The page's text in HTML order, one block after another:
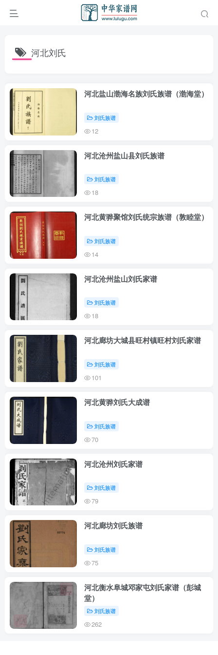
河北刘氏
河北盐山渤海名族刘氏族谱（渤海堂）
刘氏族谱
12
河北沧州盐山县刘氏族谱
刘氏族谱
18
河北黄骅聚馆刘氏统宗族谱（敦睦堂）
刘氏族谱
14
河北沧州盐山刘氏家谱
刘氏族谱
18
河北廊坊大城县旺村镇旺村刘氏家谱
刘氏族谱
101
河北黄骅刘氏大成谱
刘氏族谱
70
河北沧州刘氏家谱
刘氏族谱
79
河北廊坊刘氏族谱
刘氏族谱
75
河北衡水阜城邓家屯刘氏家谱（彭城
堂）
刘氏族谱
262